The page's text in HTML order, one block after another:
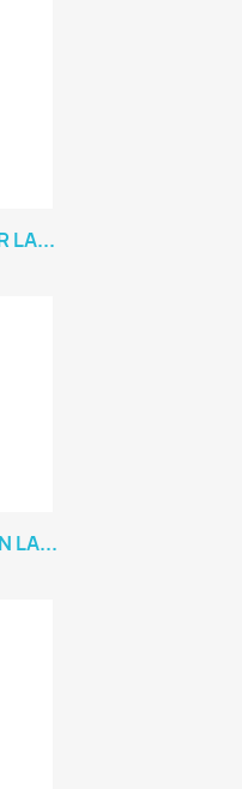
LA...
LA...